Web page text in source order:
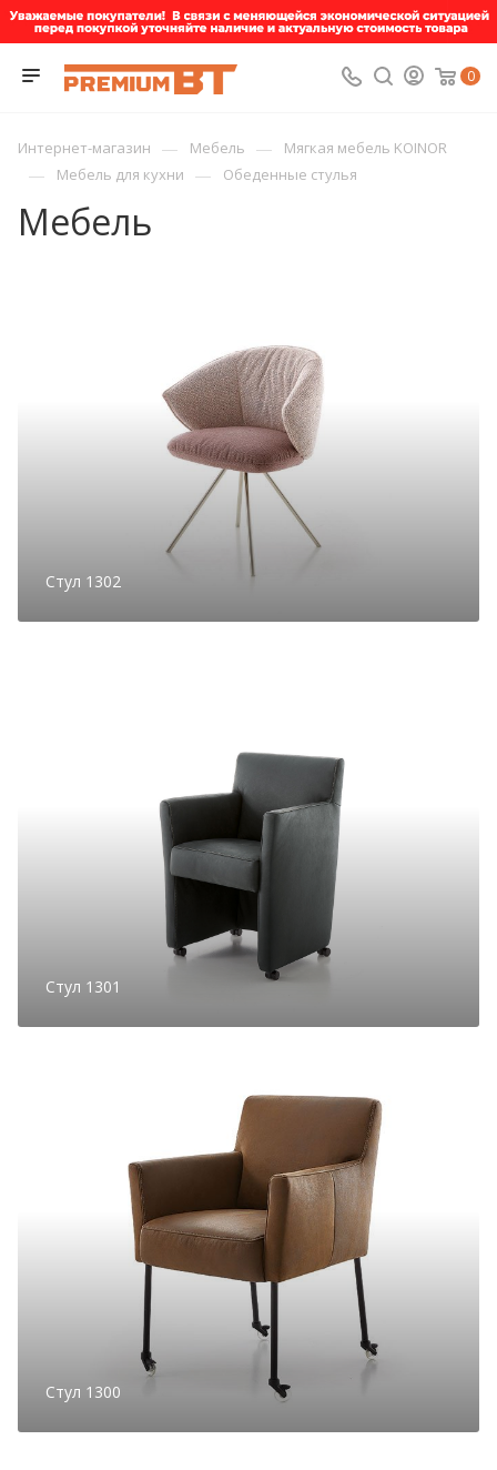
0
Интернет-магазин — Мебель — Мягкая мебель KOINOR
— Мебель для кухни — Обеденные стулья
Мебель
Стул 1302
Стул 1301
Стул 1300